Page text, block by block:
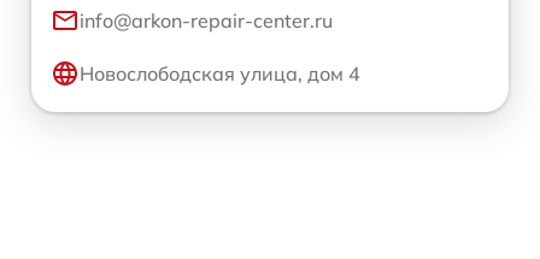
info@arkon-repair-center.ru
Новослободская улица, дом 4